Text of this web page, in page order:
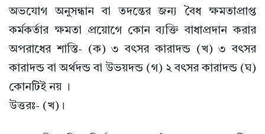
অভযোগ অনুসন্ধান বা তদন্তের জন্য বৈধ ক্ষমতাপ্রাপ্ত
কর্মকর্তার ক্ষমতা প্রয়োগে কোন ব্যক্তি বাধাপ্রদান করার
অপরাধের শাস্তি- (ক) ৩ বৎসর কারাদন্ড (খ) ৩ বৎসর
কারাদন্ড বা অর্থদন্ড বা উভয়দন্ড (গ) ২ বৎসর কারাদন্ড (ঘ)
কোনটিই নয় ।
উত্তরঃ- (খ)।